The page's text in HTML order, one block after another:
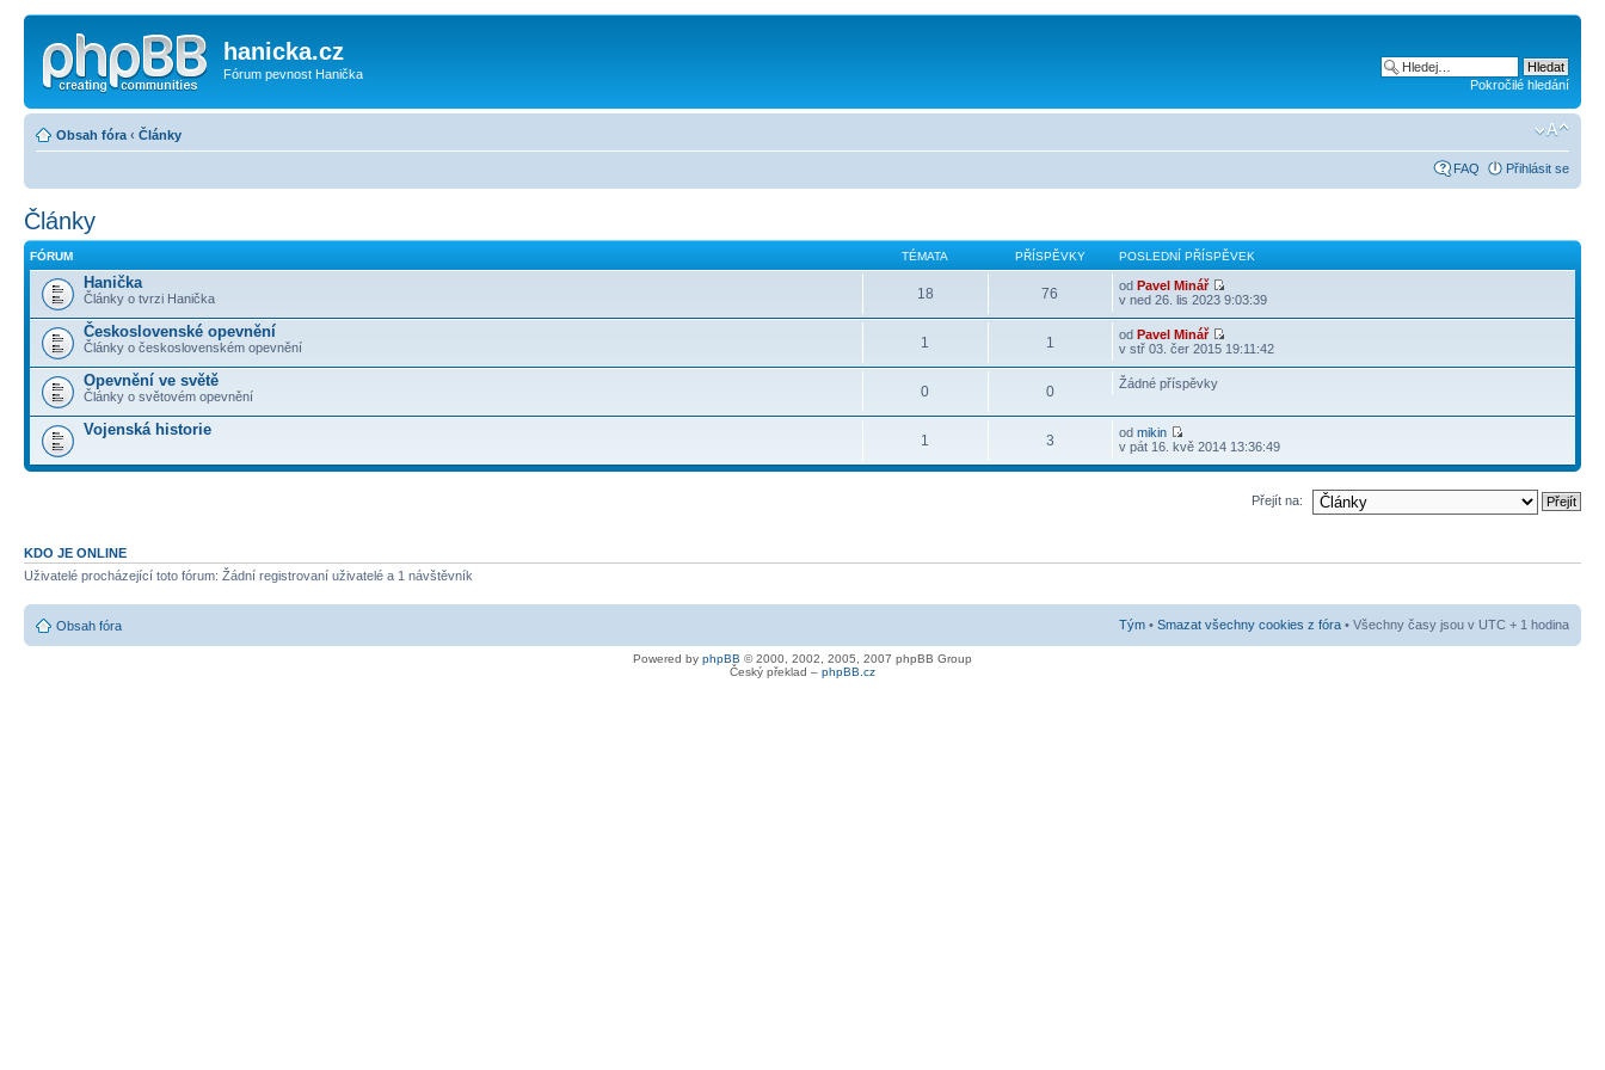
hanicka.cz
Fórum pevnost Hanička
Pokročilé hledání
Obsah fóra ‹ Články
FAQ Přihlásit se
Články
FÓRUM TÉMATA PŘÍSPĚVKY POSLEDNÍ PŘÍSPĚVEK
Hanička
Články o tvrzi Hanička 18 76 odPavel Minář
v ned 26. lis 2023 9:03:39
Československé opevnění
Články o československém opevnění 1 1 odPavel Minář
v stř 03. čer 2015 19:11:42
Opevnění ve světě
Články o světovém opevnění 0 0 Žádné příspěvky
Vojenská historie
1 3 odmikin
v pát 16. kvě 2014 13:36:49
Přejít na:
KDO JE ONLINE
Uživatelé procházející toto fórum: Žádní registrovaní uživatelé a 1 návštěvník
Obsah fóra Tým • Smazat všechny cookies z fóra • Všechny časy jsou v UTC + 1 hodina
Powered by phpBB © 2000, 2002, 2005, 2007 phpBB Group
Český překlad – phpBB.cz